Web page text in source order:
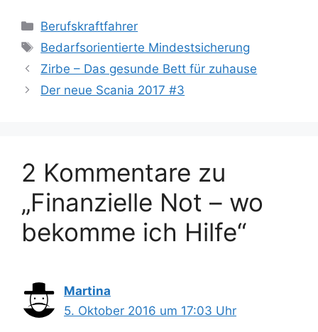
Kategorien
Berufskraftfahrer
Schlagwörter
Bedarfsorientierte Mindestsicherung
Zirbe – Das gesunde Bett für zuhause
Der neue Scania 2017 #3
2 Kommentare zu
„Finanzielle Not – wo
bekomme ich Hilfe“
Martina
5. Oktober 2016 um 17:03 Uhr